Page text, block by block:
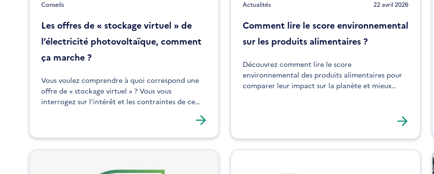
Conseils
Les offres de « stockage virtuel » de
l’électricité photovoltaïque, comment
ça marche ?
Vous voulez comprendre à quoi correspond une
offre de « stockage virtuel » ? Vous vous
interrogez sur l’intérêt et les contraintes de ce
Actualités 22 avril 2026
Comment lire le score environnemental
sur les produits alimentaires ?
Découvrez comment lire le score
environnemental des produits alimentaires pour
comparer leur impact sur la planète et mieux